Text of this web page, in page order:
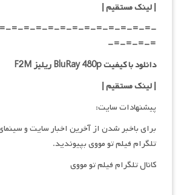
| لینک مستقیم|
=-=-=-=-=-=-=-=-=-=-=-=-
=-=-=-=-
دانلود با کیفیت BluRay 480p ریلیز F2M
| لینک مستقیم|
پیشنهادات سایت:
برای باخبر شدن از آخرین اخبار سایت و
تلگرام فیلم تو مووی بپیوندید.
کانال تلگرام فیلم تو مووی